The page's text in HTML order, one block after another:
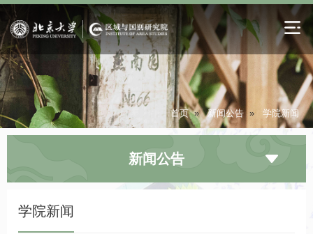
首页 » 新闻公告 » 学院新闻
新闻公告
学院新闻